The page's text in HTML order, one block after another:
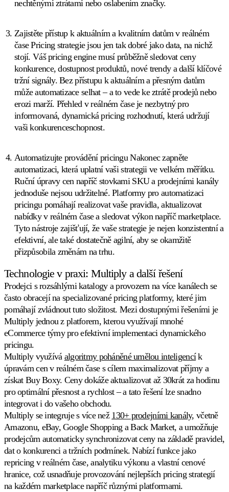
Všechny
marketplaces
Prohlédněte
si
všech
130+
marketplaces,
které
podporujeme.
nechtěnými ztrátami nebo oslabením značky.
Zajistěte přístup k aktuálním a kvalitním datům v reálném
časePricing strategie jsou jen tak dobré jako data, na nichž
stojí. Váš pricing engine musí průběžně sledovat ceny
konkurence, dostupnost produktů, nové trendy a další klíčové
tržní signály. Bez přístupu k aktuálním a přesným datům
může automatizace selhat – a to vede ke ztrátě prodejů nebo
erozi marží. Přehled v reálném čase je nezbytný pro
informovaná, dynamická pricing rozhodnutí, která udržují
vaši konkurenceschopnost.
Automatizujte provádění pricinguNakonec zapněte
automatizaci, která uplatní vaši strategii ve velkém měřítku.
Ruční úpravy cen napříč stovkami SKU a prodejními kanály
jednoduše nejsou udržitelné. Platformy pro automatizaci
pricingu pomáhají realizovat vaše pravidla, aktualizovat
nabídky v reálném čase a sledovat výkon napříč marketplace.
Tyto nástroje zajišťují, že vaše strategie je nejen konzistentní a
efektivní, ale také dostatečně agilní, aby se okamžitě
přizpůsobila změnám na trhu.
Technologie v praxi: Multiply a další řešení
Prodejci s rozsáhlými katalogy a provozem na více kanálech se
často obracejí na specializované pricing platformy, které jim
pomáhají zvládnout tuto složitost. Mezi dostupnými řešeními je
Multiply jednou z platforem, kterou využívají mnohé
eCommerce týmy pro efektivní implementaci dynamického
pricingu.
Multiply využívá algoritmy poháněné umělou inteligencík
úpravám cen v reálném čase s cílem maximalizovat příjmy a
získat Buy Boxy. Ceny dokáže aktualizovat až 30krát za hodinu
pro optimální přesnost a rychlost – a tato řešení lze snadno
integrovat i do vašeho obchodu.
Multiply se integruje s více než 130+ prodejními kanály, včetně
Amazonu, eBay, Google Shopping a Back Market, a umožňuje
prodejcům automaticky synchronizovat ceny na základě pravidel,
dat o konkurenci a tržních podmínek. Nabízí funkce jako
repricing v reálném čase, analytiku výkonu a vlastní cenové
hranice, což usnadňuje provozování nejlepších pricing strategií
na každém marketplace napříč různými platformami.